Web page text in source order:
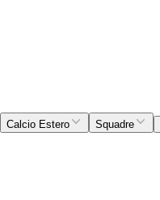
Calcio Estero Squadre